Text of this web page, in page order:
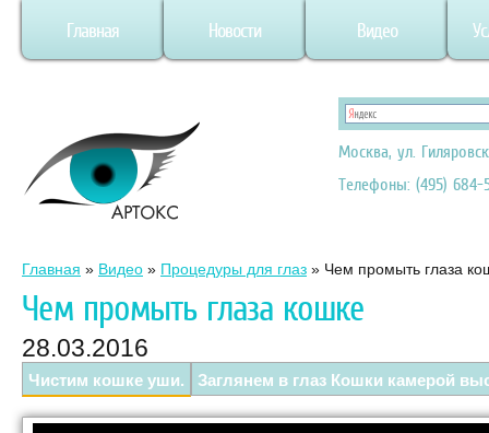
Главная Новости Видео
Москва, ул.
Телефоны: (495) 684-
Главная » Видео » Процедуры для глаз » Чем промыть глаза
Чем промыть глаза кошке
28.03.2016
Чистим кошке уши.